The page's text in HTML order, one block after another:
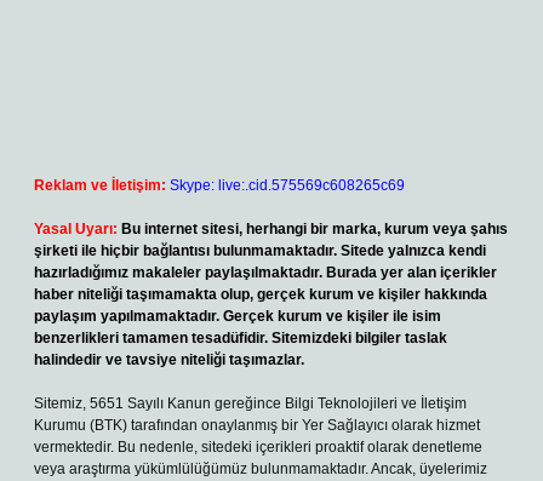
Reklam ve İletişim: Skype: live:.cid.575569c608265c69
Yasal Uyarı: Bu internet sitesi, herhangi bir marka, kurum veya şahıs
şirketi ile hiçbir bağlantısı bulunmamaktadır. Sitede yalnızca kendi
hazırladığımız makaleler paylaşılmaktadır. Burada yer alan içerikler
haber niteliği taşımamakta olup, gerçek kurum ve kişiler hakkında
paylaşım yapılmamaktadır. Gerçek kurum ve kişiler ile isim
benzerlikleri tamamen tesadüfidir. Sitemizdeki bilgiler taslak
halindedir ve tavsiye niteliği taşımazlar.
Sitemiz, 5651 Sayılı Kanun gereğince Bilgi Teknolojileri ve İletişim
Kurumu (BTK) tarafından onaylanmış bir Yer Sağlayıcı olarak hizmet
vermektedir. Bu nedenle, sitedeki içerikleri proaktif olarak denetleme
veya araştırma yükümlülüğümüz bulunmamaktadır. Ancak, üyelerimiz